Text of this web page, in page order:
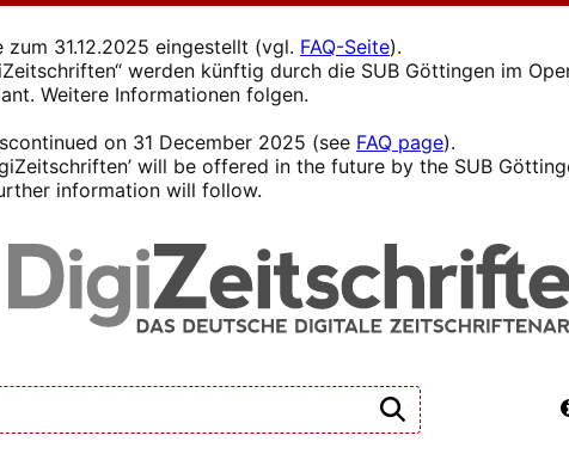
31.12.2025 eingestellt (vgl. FAQ-Seite).
werden künftig durch die SUB Göttingen im
Weitere Informationen folgen.
on 31 December 2025 (see FAQ page).
will be offered in the future by the SUB
information will follow.